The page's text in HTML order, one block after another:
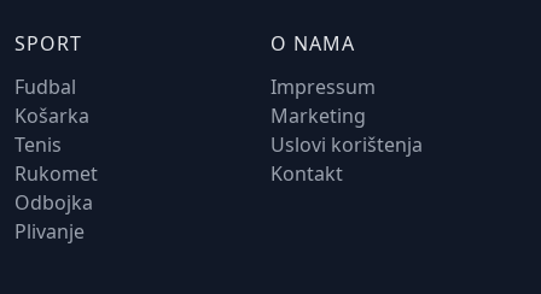
SPORT
Fudbal
Košarka
Tenis
Rukomet
Odbojka
Plivanje
O NAMA
Impressum
Marketing
Uslovi korištenja
Kontakt